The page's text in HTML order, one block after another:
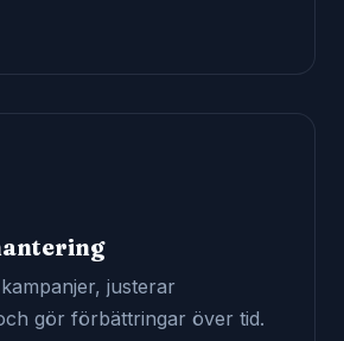
justerar
gör förbättringar över tid.